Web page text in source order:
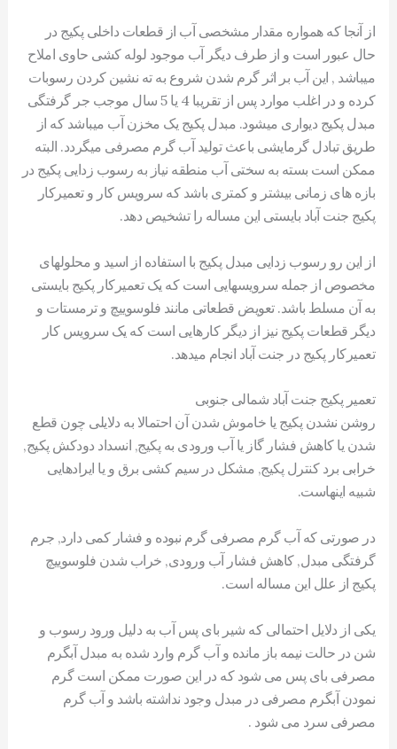
از آنجا که همواره مقدار مشخصی آب از قطعات داخلی پکیج در
حال عبور است و از طرف دیگر آب موجود لوله کشی حاوی املاح
میباشد , این آب بر اثر گرم شدن شروع به ته نشین کردن رسوبات
کرده و در اغلب موارد پس از تقریبا 4 یا 5 سال موجب جر گرفتگی
مبدل پکیج دیواری میشود. مبدل پکیج یک مخزن آب میباشد که از
طریق تبادل گرمایشی باعث تولید آب گرم مصرفی میگردد. البته
ممکن است بسته به سختی آب منطقه نیاز به رسوب زدایی پکیج در
بازه های زمانی بیشتر و کمتری باشد که سرویس کار و تعمیرکار
پکیج جنت آباد بایستی این مساله را تشخیص دهد.
از این رو رسوب زدایی مبدل پکیج با استفاده از اسید و محلولهای
مخصوص از جمله سرویسهایی است که یک تعمیرکار پکیج بایستی
به آن مسلط باشد. تعویض قطعاتی مانند فلوسوییچ و ترمستات و
دیگر قطعات پکیج نیز از دیگر کارهایی است که یک سرویس کار
تعمیرکار پکیج در جنت آباد انجام میدهد.
تعمیر پکیج جنت آباد شمالی جنوبی
روشن نشدن پکیج یا خاموش شدن آن احتمالا به دلایلی چون قطع
شدن یا کاهش فشار گاز یا آب ورودی به پکیج, انسداد دودکش پکیج,
خرابی برد کنترل پکیج, مشکل در سیم کشی برق و یا ایرادهایی
شبیه اینهاست.
در صورتی که آب گرم مصرفی گرم نبوده و فشار کمی دارد, جرم
گرفتگی مبدل, کاهش فشار آب ورودی, خراب شدن فلوسوییچ
پکیج از علل این مساله است.
یکی از دلایل احتمالی که شیر بای پس آب به دلیل ورود رسوب و
شن در حالت نیمه باز مانده و آب گرم وارد شده به مبدل آبگرم
مصرفی بای پس می شود که در این صورت ممکن است گرم
نمودن آبگرم مصرفی در مبدل وجود نداشته باشد و آب گرم
مصرفی سرد می شود .